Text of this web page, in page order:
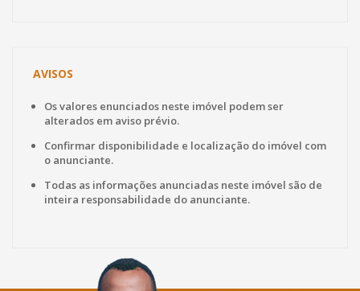
AVISOS
Os valores enunciados neste imóvel podem ser
alterados em aviso prévio.
Confirmar disponibilidade e localização do imóvel com
o anunciante.
Todas as informações anunciadas neste imóvel são de
inteira responsabilidade do anunciante.